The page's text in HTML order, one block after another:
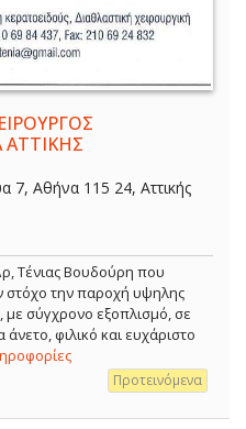
7, Αθήνα 115 24, Αττικής
Τένιας Βουδούρη που
στόχο την παροχή υψηλης
με σύγχρονο εξοπλισμό, σε
φιλικό και ευχάριστο
Προτεινόμενα